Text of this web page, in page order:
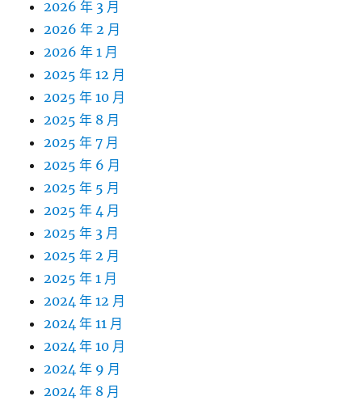
2026 年 3 月
2026 年 2 月
2026 年 1 月
2025 年 12 月
2025 年 10 月
2025 年 8 月
2025 年 7 月
2025 年 6 月
2025 年 5 月
2025 年 4 月
2025 年 3 月
2025 年 2 月
2025 年 1 月
2024 年 12 月
2024 年 11 月
2024 年 10 月
2024 年 9 月
2024 年 8 月